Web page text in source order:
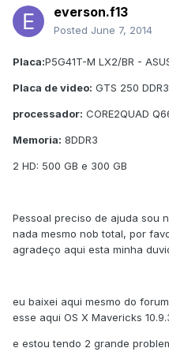
everson.f13
Posted June 7, 2014
Placa:P5G41T-M LX2/BR -
Placa de video: GTS 250 DDR3
processador: CORE2QUAD
Memoria: 8DDR3
2 HD: 500 GB e 300 GB
Pessoal preciso de ajuda sou
nada mesmo nob total, por
agradeço aqui esta minha
eu baixei aqui mesmo do
esse aqui OS X Mavericks
e estou tendo 2 grande